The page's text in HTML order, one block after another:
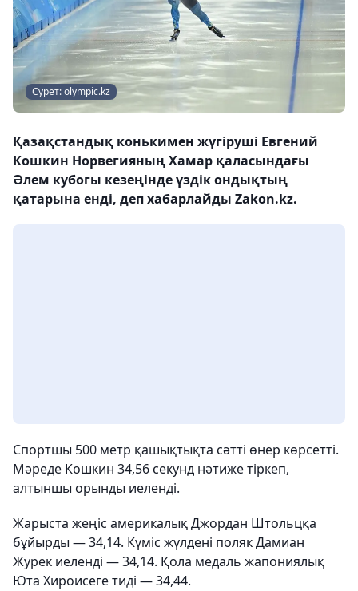
Сурет: olympic.kz
Қазақстандық конькимен жүгіруші Евгений
Кошкин Норвегияның Хамар қаласындағы
Әлем кубогы кезеңінде үздік ондықтың
қатарына енді, деп хабарлайды Zakon.kz.
Спортшы 500 метр қашықтықта сәтті өнер көрсетті.
Мәреде Кошкин 34,56 секунд нәтиже тіркеп,
алтыншы орынды иеленді.
Жарыста жеңіс америкалық Джордан Штольцқа
бұйырды — 34,14. Күміс жүлдені поляк Дамиан
Журек иеленді — 34,14. Қола медаль жапониялық
Юта Хироисеге тиді — 34,44.